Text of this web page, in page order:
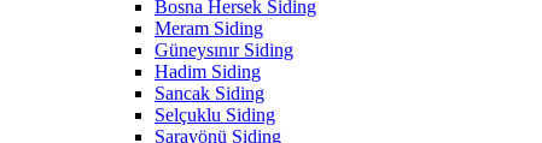
Bosna Hersek Siding
Meram Siding
Güneysınır Siding
Hadim Siding
Sancak Siding
Selçuklu Siding
Sarayönü Siding